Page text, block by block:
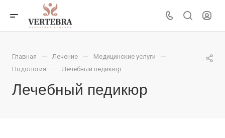
Главная — Лечение — Медицинские услуги —
Подология — Лечебный педикюр
Лечебный педикюр